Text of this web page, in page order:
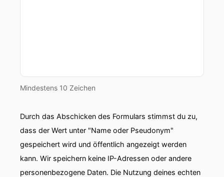
Mindestens 10 Zeichen
Durch das Abschicken des Formulars stimmst du zu,
dass der Wert unter "Name oder Pseudonym"
gespeichert wird und öffentlich angezeigt werden
kann. Wir speichern keine IP-Adressen oder andere
personenbezogene Daten. Die Nutzung deines echten